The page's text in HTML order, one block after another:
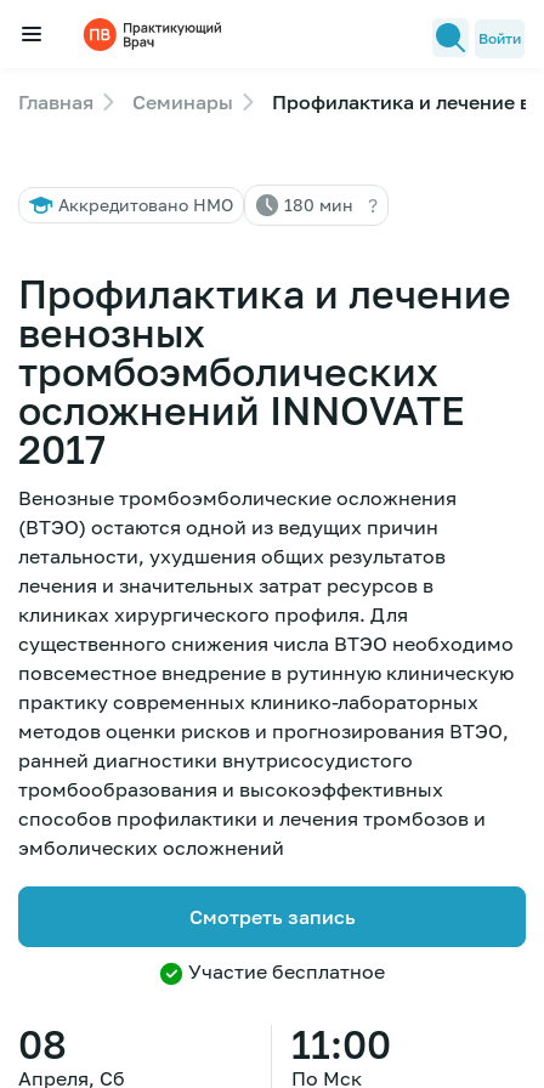
Семинары
Лекторы
Зарегистрироваться
Войти
Главная Семинары Профилактика и лечение
Аккредитовано НМО 180 мин ?
08
Апреля, Сб
11:00
По Мск
Профилактика и лечение
венозных
тромбоэмболических
осложнений INNOVATE
2017
Венозные тромбоэмболические осложнения
(ВТЭО) остаются одной из ведущих причин
летальности, ухудшения общих результатов
лечения и значительных затрат ресурсов в
клиниках хирургического профиля. Для
существенного снижения числа ВТЭО необходимо
повсеместное внедрение в рутинную клиническую
практику современных клинико-лабораторных
методов оценки рисков и прогнозирования ВТЭО,
ранней диагностики внутрисосудистого
тромбообразования и высокоэффективных
способов профилактики и лечения тромбозов и
эмболических осложнений
Смотреть запись
Участие бесплатное